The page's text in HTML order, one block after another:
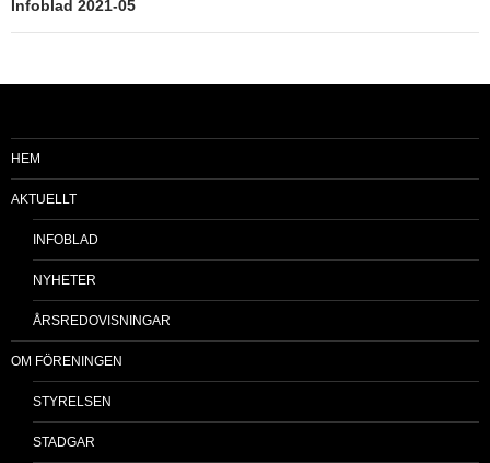
Infoblad 2021-05
HEM
AKTUELLT
INFOBLAD
NYHETER
ÅRSREDOVISNINGAR
OM FÖRENINGEN
STYRELSEN
STADGAR